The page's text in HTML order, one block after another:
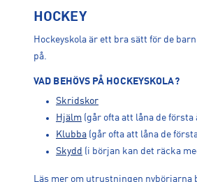
HOCKEY
Hockeyskola är ett bra sätt för de
på.
VAD BEHÖVS PÅ HOCKEYSKOLA?
Skridskor
Hjälm (går ofta att låna de första
Klubba (går ofta att låna de
Skydd (i början kan det räcka
Läs mer om utrustningen nybörjarna